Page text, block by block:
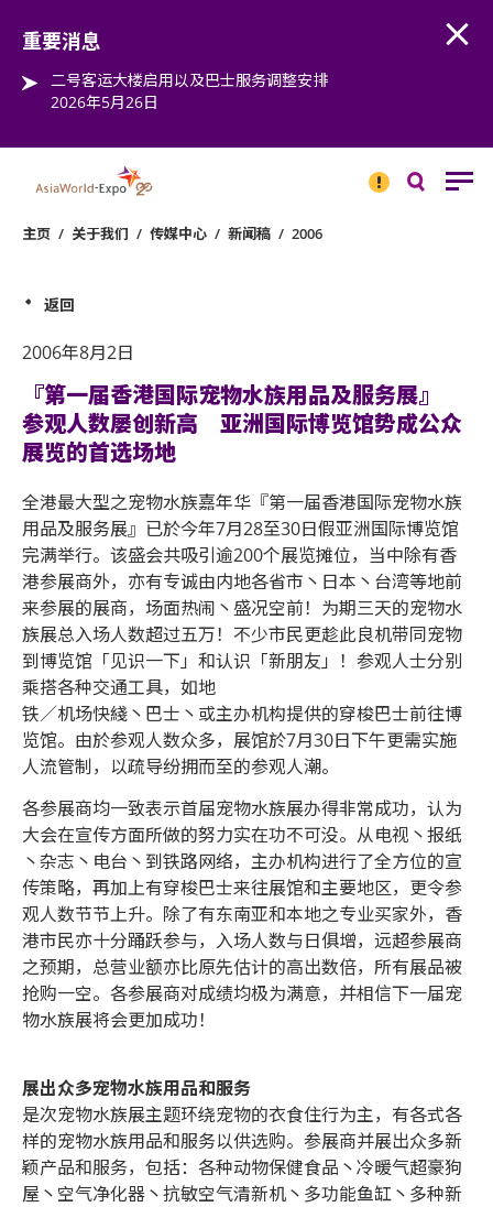
重要消息
二号客运大楼启用以及巴士服务调整安排
2026年5月26日
消息
主页 / 关于我们 / 传媒中心 / 新闻稿 / 2006
返回
2006年8月2日
『第一届香港国际宠物水族用品及服务展』
参观人数屡创新高 亚洲国际博览馆势成公众
展览的首选场地
全港最大型之宠物水族嘉年华『第一届香港国际宠物水族
用品及服务展』已於今年7月28至30日假亚洲国际博览馆
完满举行。该盛会共吸引逾200个展览摊位，当中除有香
港参展商外，亦有专诚由内地各省市丶日本丶台湾等地前
来参展的展商，场面热闹丶盛况空前！为期三天的宠物水
族展总入场人数超过五万！不少市民更趁此良机带同宠物
到博览馆「见识一下」和认识「新朋友」！参观人士分别
乘搭各种交通工具，如地
铁／机场快綫丶巴士丶或主办机构提供的穿梭巴士前往博
览馆。由於参观人数众多，展馆於7月30日下午更需实施
人流管制，以疏导纷拥而至的参观人潮。
各参展商均一致表示首届宠物水族展办得非常成功，认为
大会在宣传方面所做的努力实在功不可没。从电视丶报纸
丶杂志丶电台丶到铁路网络，主办机构进行了全方位的宣
传策略，再加上有穿梭巴士来往展馆和主要地区，更令参
观人数节节上升。除了有东南亚和本地之专业买家外，香
港市民亦十分踊跃参与，入场人数与日俱增，远超参展商
之预期，总营业额亦比原先估计的高出数倍，所有展品被
抢购一空。各参展商对成绩均极为满意，并相信下一届宠
物水族展将会更加成功！
展出众多宠物水族用品和服务
是次宠物水族展主题环绕宠物的衣食住行为主，有各式各
样的宠物水族用品和服务以供选购。参展商并展出众多新
颖产品和服务，包括：各种动物保健食品丶冷暖气超豪狗
屋丶空气净化器丶抗敏空气清新机丶多功能鱼缸丶多种新